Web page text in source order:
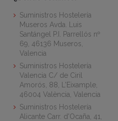
Suministros Hostelería
Museros Avda. Luis
Santángel P.I. Parrellós nº
69, 46136 Museros,
Valencia
Suministros Hostelería
Valencia C/ de Ciril
Amorós, 88, L'Eixample,
46004 València, Valencia
Suministros Hostelería
Alicante Carr. d'Ocaña, 41,